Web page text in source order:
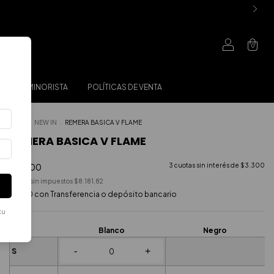
0
VENTA MINORISTA POLÍTICAS DE VENTA
NEW IN REMERA BASICA V FLAME
REMERA BASICA V FLAME
$9.900 3 cuotas sin interés de $3.300
Precio sin impuestos $8.181,82
$8.910 con Transferencia o depósito bancario
Blanco Negro
S - +